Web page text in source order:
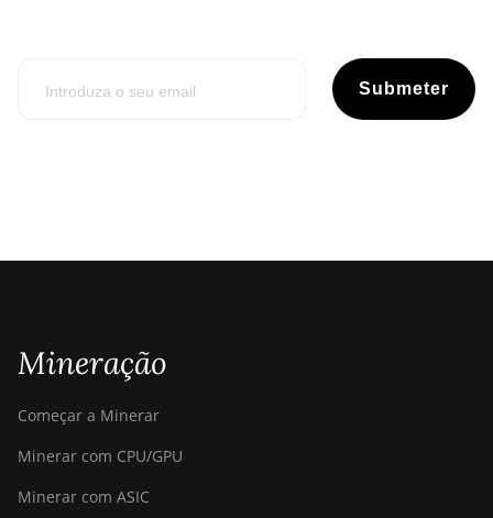
Submeter
Mineração
Começar a Minerar
Minerar com CPU/GPU
Minerar com ASIC